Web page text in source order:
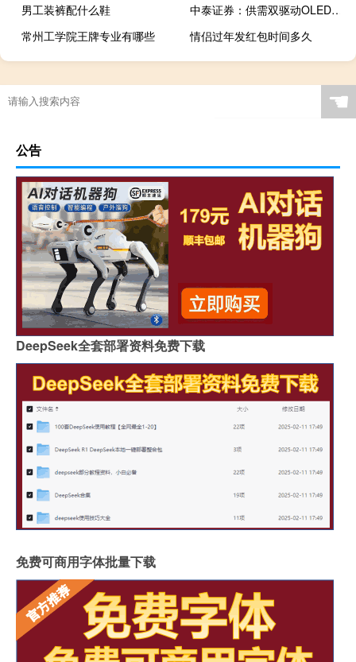
男工装裤配什么鞋
中泰证券：供需双驱动OLED材料国产化迎来发展的战略窗口期
常州工学院王牌专业有哪些
情侣过年发红包时间多久
☚
公告
DeepSeek全套部署资料免费下载
免费可商用字体批量下载